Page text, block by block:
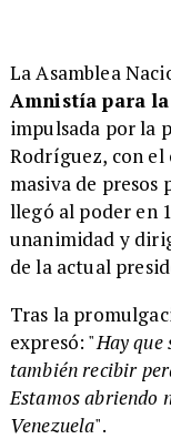
La Asamblea
Amnistía para
impulsada por la
Rodríguez, con
masiva de presos
llegó al poder en
unanimidad y
de la actual
Tras la
expresó: "Hay que
también recibir
Estamos abriendo
Venezuela".